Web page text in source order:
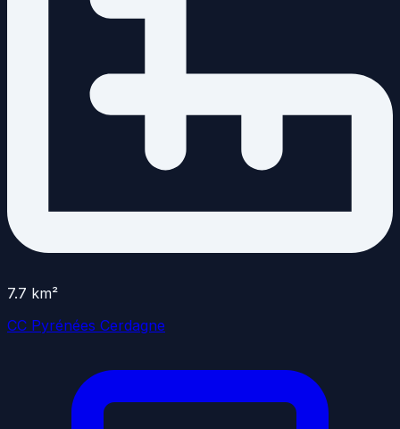
7.7 km²
CC Pyrénées Cerdagne